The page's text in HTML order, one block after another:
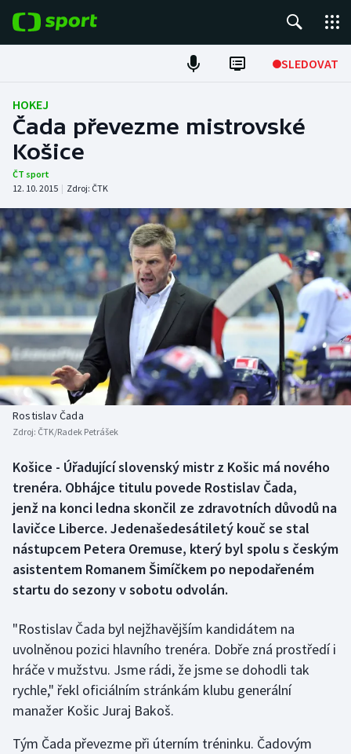
SLEDOVAT
Fotbal
Hokej
Tenis
Atletika
Cyklistika
DALŠÍ SPORTY
Americký fotbal
Baseball a softbal
Basketbal
Biatlon
Boby a skeleton
Box
Curling
Dostihy
Florbal
Futsal
Golf
Gymnastika
NEPŘEHLÉDNĚTE
Soutěže
Historické návraty
Aplikace ČT sport
AZ kvíz
HOKEJ
Čada převezme mistrovské
Košice
ČT sport
12. 10. 2015 | Zdroj: ČTK
Rostislav Čada
Zdroj: ČTK/Radek Petrášek
Košice - Úřadující slovenský mistr z Košic má nového
trenéra. Obhájce titulu povede Rostislav Čada,
jenž na konci ledna skončil ze zdravotních důvodů na
lavičce Liberce. Jedenašedesátiletý kouč se stal
nástupcem Petera Oremuse, který byl spolu s českým
asistentem Romanem Šimíčkem po nepodařeném
startu do sezony v sobotu odvolán.
"Rostislav Čada byl nejžhavějším kandidátem na
uvolněnou pozici hlavního trenéra. Dobře zná prostředí i
hráče v mužstvu. Jsme rádi, že jsme se dohodli tak
rychle," řekl oficiálním stránkám klubu generální
manažer Košic Juraj Bakoš.
Tým Čada převezme při úterním tréninku. Čadovým